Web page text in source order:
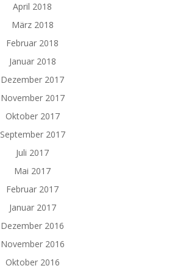
April 2018
März 2018
Februar 2018
Januar 2018
Dezember 2017
November 2017
Oktober 2017
September 2017
Juli 2017
Mai 2017
Februar 2017
Januar 2017
Dezember 2016
November 2016
Oktober 2016